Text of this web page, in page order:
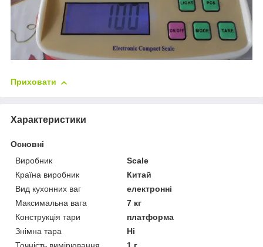
Приховати
Характеристики
Основні
Виробник
Scale
Країна виробник
Китай
Вид кухонних ваг
електронні
Максимальна вага
7 кг
Конструкція тари
платформа
Знімна тара
Ні